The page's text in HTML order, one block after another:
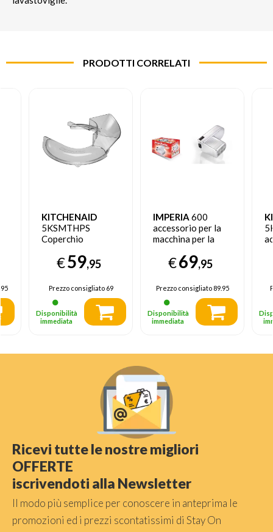
PRODOTTI CORRELATI
KITCHENAID
5KSMTHPS
Coperchio
antispruzzo per
ciotole medie
€59,95
Prezzo consigliato69
Disponibilità
immediata
IMPERIA 600
accessorio per la
macchina per la
Argento Attacco
per ravioli
€69,95
Prezzo consigliato89.95
Disponibilità
immediata
Ricevi tutte le nostre migliori
OFFERTE
iscrivendoti alla Newsletter
Il modo più semplice per conoscere in anteprima le
promozioni ed i prezzi scontatissimi di Stay On